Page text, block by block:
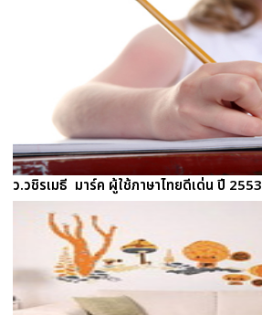
ว.วชิรเมธี  มาร์ค ผู้ใช้ภาษาไทยดีเด่น ปี 2553